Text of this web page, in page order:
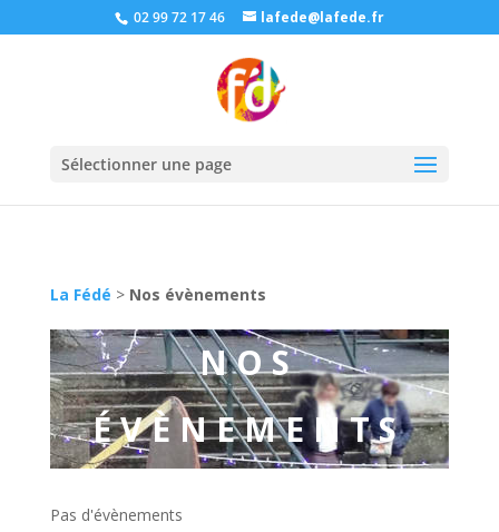
02 99 72 17 46 lafede@lafede.fr
Sélectionner une page
La Fédé > Nos évènements
NOS
ÉVÈNEMENTS
Pas d'évènements